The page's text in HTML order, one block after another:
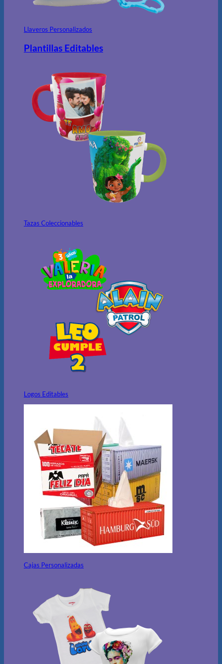
Llaveros Personalizados
Plantillas Editables
Tazas Coleccionables
Logos Editables
Cajas Personalizadas